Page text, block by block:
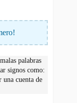
palabras
signos como:
cuenta de